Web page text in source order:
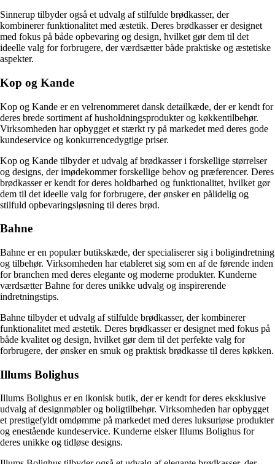
Sinnerup tilbyder også et udvalg af stilfulde brødkasser, der
kombinerer funktionalitet med æstetik. Deres brødkasser er designet
med fokus på både opbevaring og design, hvilket gør dem til det
ideelle valg for forbrugere, der værdsætter både praktiske og æstetiske
aspekter.
Kop og Kande
Kop og Kande er en velrenommeret dansk detailkæde, der er kendt for
deres brede sortiment af husholdningsprodukter og køkkentilbehør.
Virksomheden har opbygget et stærkt ry på markedet med deres gode
kundeservice og konkurrencedygtige priser.
Kop og Kande tilbyder et udvalg af brødkasser i forskellige størrelser
og designs, der imødekommer forskellige behov og præferencer. Deres
brødkasser er kendt for deres holdbarhed og funktionalitet, hvilket gør
dem til det ideelle valg for forbrugere, der ønsker en pålidelig og
stilfuld opbevaringsløsning til deres brød.
Bahne
Bahne er en populær butikskæde, der specialiserer sig i boligindretning
og tilbehør. Virksomheden har etableret sig som en af de førende inden
for branchen med deres elegante og moderne produkter. Kunderne
værdsætter Bahne for deres unikke udvalg og inspirerende
indretningstips.
Bahne tilbyder et udvalg af stilfulde brødkasser, der kombinerer
funktionalitet med æstetik. Deres brødkasser er designet med fokus på
både kvalitet og design, hvilket gør dem til det perfekte valg for
forbrugere, der ønsker en smuk og praktisk brødkasse til deres køkken.
Illums Bolighus
Illums Bolighus er en ikonisk butik, der er kendt for deres eksklusive
udvalg af designmøbler og boligtilbehør. Virksomheden har opbygget
et prestigefyldt omdømme på markedet med deres luksuriøse produkter
og enestående kundeservice. Kunderne elsker Illums Bolighus for
deres unikke og tidløse designs.